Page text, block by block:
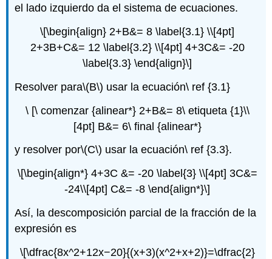
el lado izquierdo da el sistema de ecuaciones.
\[\begin{align} 2+B&= 8 \label{3.1} \\[4pt]
2+3B+C&= 12 \label{3.2} \\[4pt] 4+3C&= -20
\label{3.3} \end{align}\]
Resolver para\(B\) usar la ecuación\ ref {3.1}
\ [\ comenzar {alinear*} 2+B&= 8\ etiqueta {1}\\
[4pt] B&= 6\ final {alinear*}
y resolver por\(C\) usar la ecuación\ ref {3.3}.
\[\begin{align*} 4+3C &= -20 \label{3} \\[4pt] 3C&=
-24\\[4pt] C&= -8 \end{align*}\]
Así, la descomposición parcial de la fracción de la
expresión es
\[\dfrac{8x^2+12x−20}{(x+3)(x^2+x+2)}=\dfrac{2}